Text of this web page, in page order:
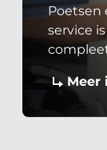
Poetsen
service
Meer